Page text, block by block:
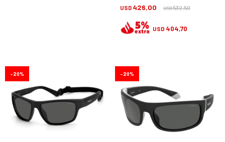
USD 426,00 USD532,50
USD 404,70
20 20